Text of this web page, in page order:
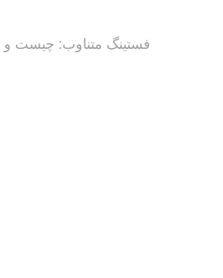
فستینگ متناوب: چیست و